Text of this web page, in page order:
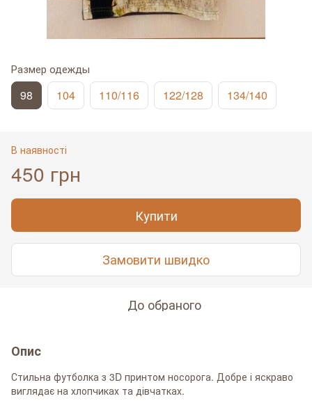
Размер одежды
98 104 110/116 122/128 134/140
В наявності
450 грн
Купити
Замовити швидко
До обраного
Опис
Стильна футболка з 3D принтом носорога. Добре і яскраво
виглядає на хлопчиках та дівчатках.